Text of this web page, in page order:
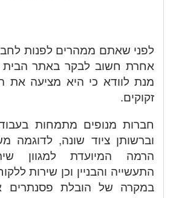
לפני שאתם ממהרים לפנות
אחרת חשוב לבקר באתר
מנת לוודא כי היא מציעה את
זקוקים.
חברות מנופים מתמחות
וברשותן ציוד שונה, לדוגמה
הרמה המיועדת למגוון
התעשייה והבניין וכן שירות
במקרה של הובלת פסנתרים